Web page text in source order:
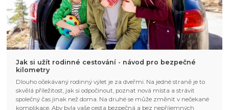
Jak si užít rodinné cestování - návod pro bezpečné
kilometry
Dlouho očekávaný rodinný výlet je za dveřmi. Na jedné straně je to
skvělá příležitost, jak si odpočinout, poznat nová místa a strávit
společný čas jinak než doma. Na druhé se může změnit v nečekané
komplikace. Aby byla vaše cesta bezpečná a bez nepříjemných